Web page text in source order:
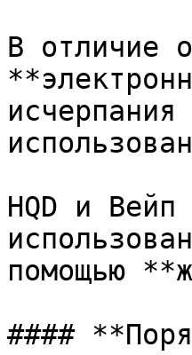
В отличие
HQD и
помощью
####